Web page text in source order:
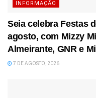
INFORMAÇÃO
Seia celebra Festas
agosto, com Mizzy
Almeirante, GNR e
7 DE AGOSTO, 2026